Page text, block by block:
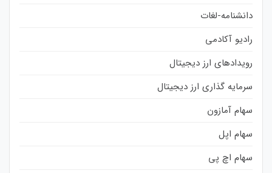
دانشنامه-لغات
رادیو آکادمی
رویدادهای ارز دیجیتال
سرمایه گذاری ارز دیجیتال
سهام آمازون
سهام اپل
سهام اچ پی